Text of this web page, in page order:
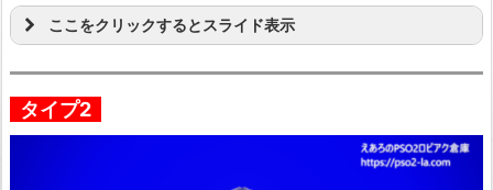
ここをクリックするとスライド表示
タイプ2